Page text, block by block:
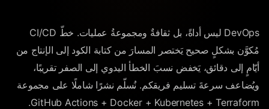
DevOps ليس أداةً، بل ثقافةٌ ومجموعةُ عمليات. خطّ CI/CD
مُكوَّن بشكلٍ صحيح يَختصر المسارَ من كتابة الكود إلى الإنتاج من
أيّامٍ إلى دقائق، يَخفض نسبَ الخطأ اليدوي إلى الصفر تقريبًا،
ويُضاعف سرعةَ تسليم فريقكم. نُسلّم نشرًا شاملًا على مجموعة
GitHub Actions + Docker + Kubernetes + Terraform.